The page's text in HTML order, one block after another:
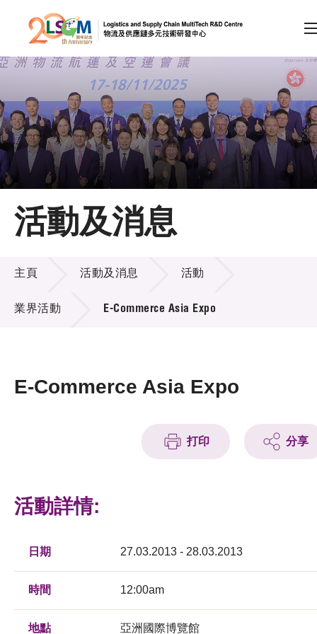
跳到內容（按回車鍵）
會員登入
A A EN 繁 简
主頁
關於LSCM
技術商品化
項目及資助計劃
活動及消息
科技分享
活動及消息
活動及消息
主頁 活動及消息 活動
業界活動 E-Commerce Asia Expo
E-Commerce Asia Expo
打印 分享
活動詳情:
日期 27.03.2013 - 28.03.2013
時間 12:00am
地點 亞洲國際博覽館